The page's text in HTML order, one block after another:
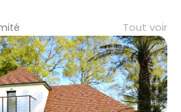
Tout voir